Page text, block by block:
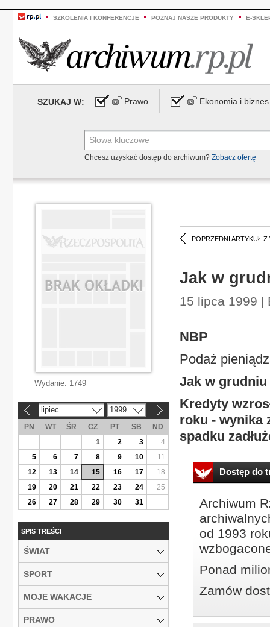
SZKOLENIA I KONFERENCJE POZNAJ NASZE PRODUKTY E-
SZUKAJ W: Prawo Ekonomia i biznes
Chcesz uzyskać dostęp do archiwum? Zobacz ofertę
POPRZEDNI ARTYKUŁ Z
Jak w
15 lipca 1999 |
NBP
Podaż
Jak w grudniu
Kredyty
roku - wynika
spadku
Dostęp do
Archiwum
od 1993
Ponad
Zamów
Wydanie: 1749
lipiec 1999
PN WT ŚR CZ PT SB
ND
1
2 3
4
5
6 7 8 9 10
11
12
13 14 15 16 17
18
19
20 21 22 23 24
25
26
27 28 29 30 31
SPIS TREŚCI
ŚWIAT
SPORT
MOJE WAKACJE
PRAWO